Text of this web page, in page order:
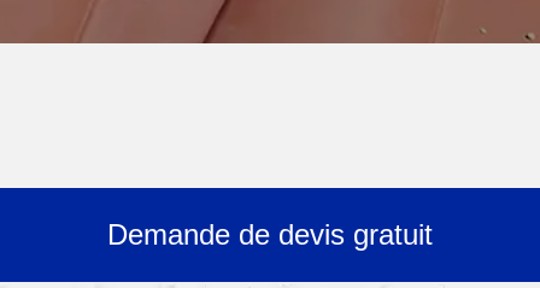
Demande de devis gratuit